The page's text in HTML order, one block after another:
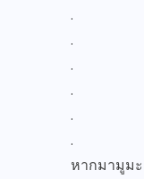
.
.
.
.
.
.
หากมามูมะ